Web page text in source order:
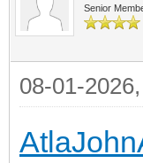
Senior
08-01-
AtlaJohn